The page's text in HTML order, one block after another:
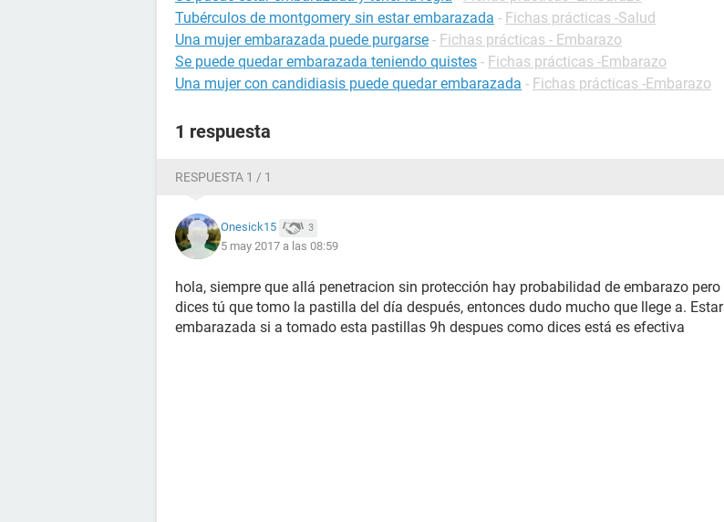
Tubérculos de montgomery sin estar embarazada - Fichas prácticas -Salud
Una mujer embarazada puede purgarse - Fichas prácticas - Embarazo
Se puede quedar embarazada teniendo quistes - Fichas prácticas -Embarazo
Una mujer con candidiasis puede quedar embarazada - Fichas prácticas -Embarazo
1 respuesta
RESPUESTA 1 / 1
Onesick15 3
5 may 2017 a las 08:59
hola, siempre que allá penetracion sin protección hay probabilidad de embarazo pero
dices tú que tomo la pastilla del día después, entonces dudo mucho que llege a. Estar
embarazada si a tomado esta pastillas 9h despues como dices está es efectiva